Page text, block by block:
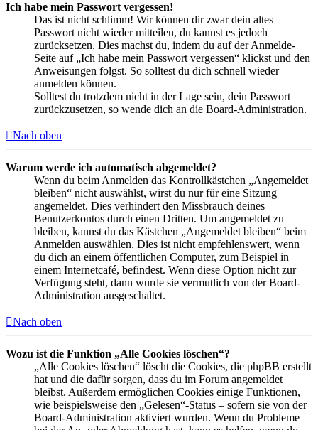
Ich habe mein Passwort vergessen!
Das ist nicht schlimm! Wir können dir zwar dein altes
Passwort nicht wieder mitteilen, du kannst es jedoch
zurücksetzen. Dies machst du, indem du auf der Anmelde-
Seite auf „Ich habe mein Passwort vergessen“ klickst und den
Anweisungen folgst. So solltest du dich schnell wieder
anmelden können.
Solltest du trotzdem nicht in der Lage sein, dein Passwort
zurückzusetzen, so wende dich an die Board-Administration.
Nach oben
Warum werde ich automatisch abgemeldet?
Wenn du beim Anmelden das Kontrollkästchen „Angemeldet
bleiben“ nicht auswählst, wirst du nur für eine Sitzung
angemeldet. Dies verhindert den Missbrauch deines
Benutzerkontos durch einen Dritten. Um angemeldet zu
bleiben, kannst du das Kästchen „Angemeldet bleiben“ beim
Anmelden auswählen. Dies ist nicht empfehlenswert, wenn
du dich an einem öffentlichen Computer, zum Beispiel in
einem Internetcafé, befindest. Wenn diese Option nicht zur
Verfügung steht, dann wurde sie vermutlich von der Board-
Administration ausgeschaltet.
Nach oben
Wozu ist die Funktion „Alle Cookies löschen“?
„Alle Cookies löschen“ löscht die Cookies, die phpBB erstellt
hat und die dafür sorgen, dass du im Forum angemeldet
bleibst. Außerdem ermöglichen Cookies einige Funktionen,
wie beispielsweise den „Gelesen“-Status – sofern sie von der
Board-Administration aktiviert wurden. Wenn du Probleme